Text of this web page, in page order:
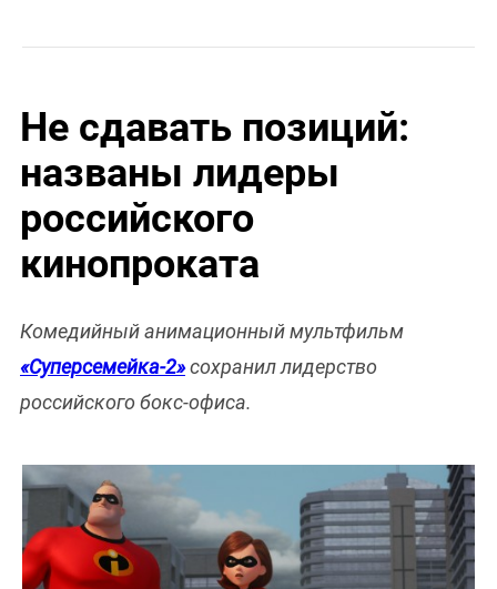
Не сдавать позиций:
названы лидеры
российского
кинопроката
Комедийный анимационный мультфильм
«Суперсемейка-2»сохранил лидерство
российского бокс-офиса.